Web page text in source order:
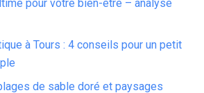
pour votre bien-être – analyse
à Tours : 4 conseils pour un petit
de sable doré et paysages